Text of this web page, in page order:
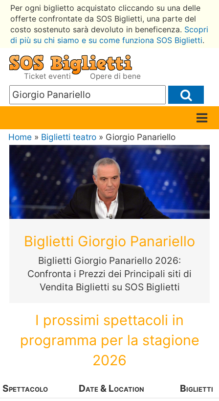
Per ogni biglietto acquistato cliccando su una delle
offerte confrontate da SOS Biglietti, una parte del
costo sostenuto sarà devoluto in beneficenza. Scopri
di più su chi siamo e su come funziona SOS Biglietti.
Ticket eventi Opere di bene
Home » Biglietti teatro » Giorgio Panariello
Biglietti Giorgio Panariello
Biglietti Giorgio Panariello 2026:
Confronta i Prezzi dei Principali siti di
Vendita Biglietti su SOS Biglietti
I prossimi spettacoli in
programma per la stagione
2026
Spettacolo Date & Location
Biglietti